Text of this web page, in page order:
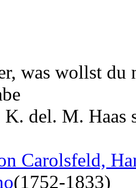
was wollst du
K. del. M. Haas
Carolsfeld,
(1752-1833)